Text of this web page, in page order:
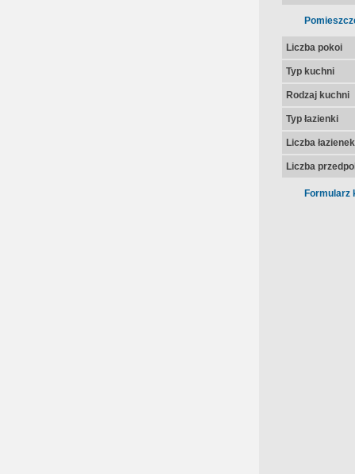
Liczba pokoi
Typ kuchni
Rodzaj kuchni
Typ łazienki
Liczba łazienek
Liczba
Formularz